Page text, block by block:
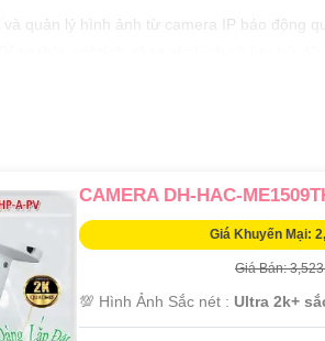
quản lý hình ảnh từ camera IP báo động
CAMERA DH-HAC-
Giá Khuyến Mại:
Giá Bán:
💯 Hình Ảnh Sắc nét : Ultra 2k+